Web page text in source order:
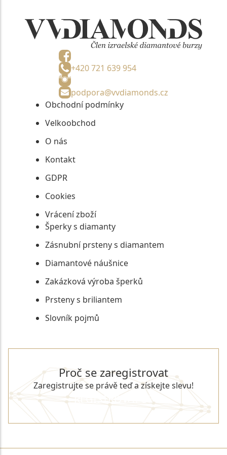
+420 721 639 954
podpora@vvdiamonds.cz
Obchodní podmínky
Velkoobchod
O nás
Kontakt
GDPR
Cookies
Vrácení zboží
Šperky s diamanty
Zásnubní prsteny s diamantem
Diamantové náušnice
Zakázková výroba šperků
Prsteny s briliantem
Slovník pojmů
Proč se zaregistrovat
Zaregistrujte se právě teď a získejte slevu!
REGISTROVAT SE